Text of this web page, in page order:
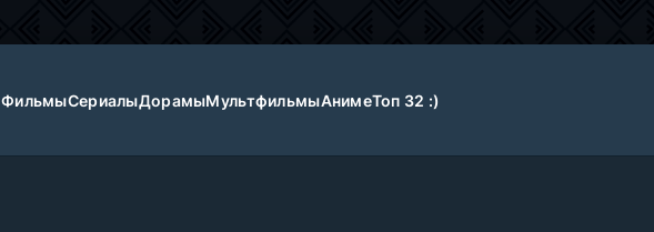
ФильмыСериалыДорамыМультфильмыАнимеТоп 32 :)